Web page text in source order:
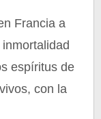
Francia a
espíritus de
con la